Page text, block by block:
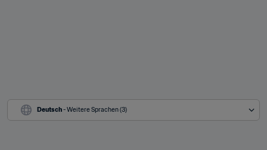
Deutsch - Weitere Sprachen (3)